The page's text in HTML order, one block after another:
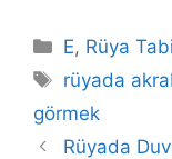
Kategoriler
E, Rüya
Etiketler
rüyada
görmek
Rüyada